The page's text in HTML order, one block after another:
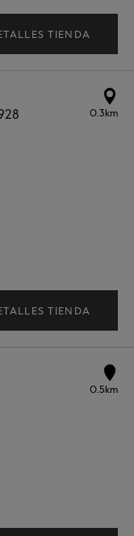
TIENDA
0.3km
TIENDA
0.5km